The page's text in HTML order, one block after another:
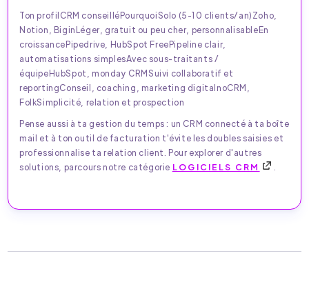
Ton profilCRM conseilléPourquoiSolo (5-10 clients/an)Zoho,
Notion, BiginLéger, gratuit ou peu cher, personnalisableEn
croissancePipedrive, HubSpot FreePipeline clair,
automatisations simplesAvec sous-traitants /
équipeHubSpot, monday CRMSuivi collaboratif et
reportingConseil, coaching, marketing digitalnoCRM,
FolkSimplicité, relation et prospection
Pense aussi à ta gestion du temps : un CRM connecté à ta boîte
mail et à ton outil de facturation t'évite les doubles saisies et
professionnalise ta relation client. Pour explorer d'autres
solutions, parcours notre catégorie LOGICIELS CRM